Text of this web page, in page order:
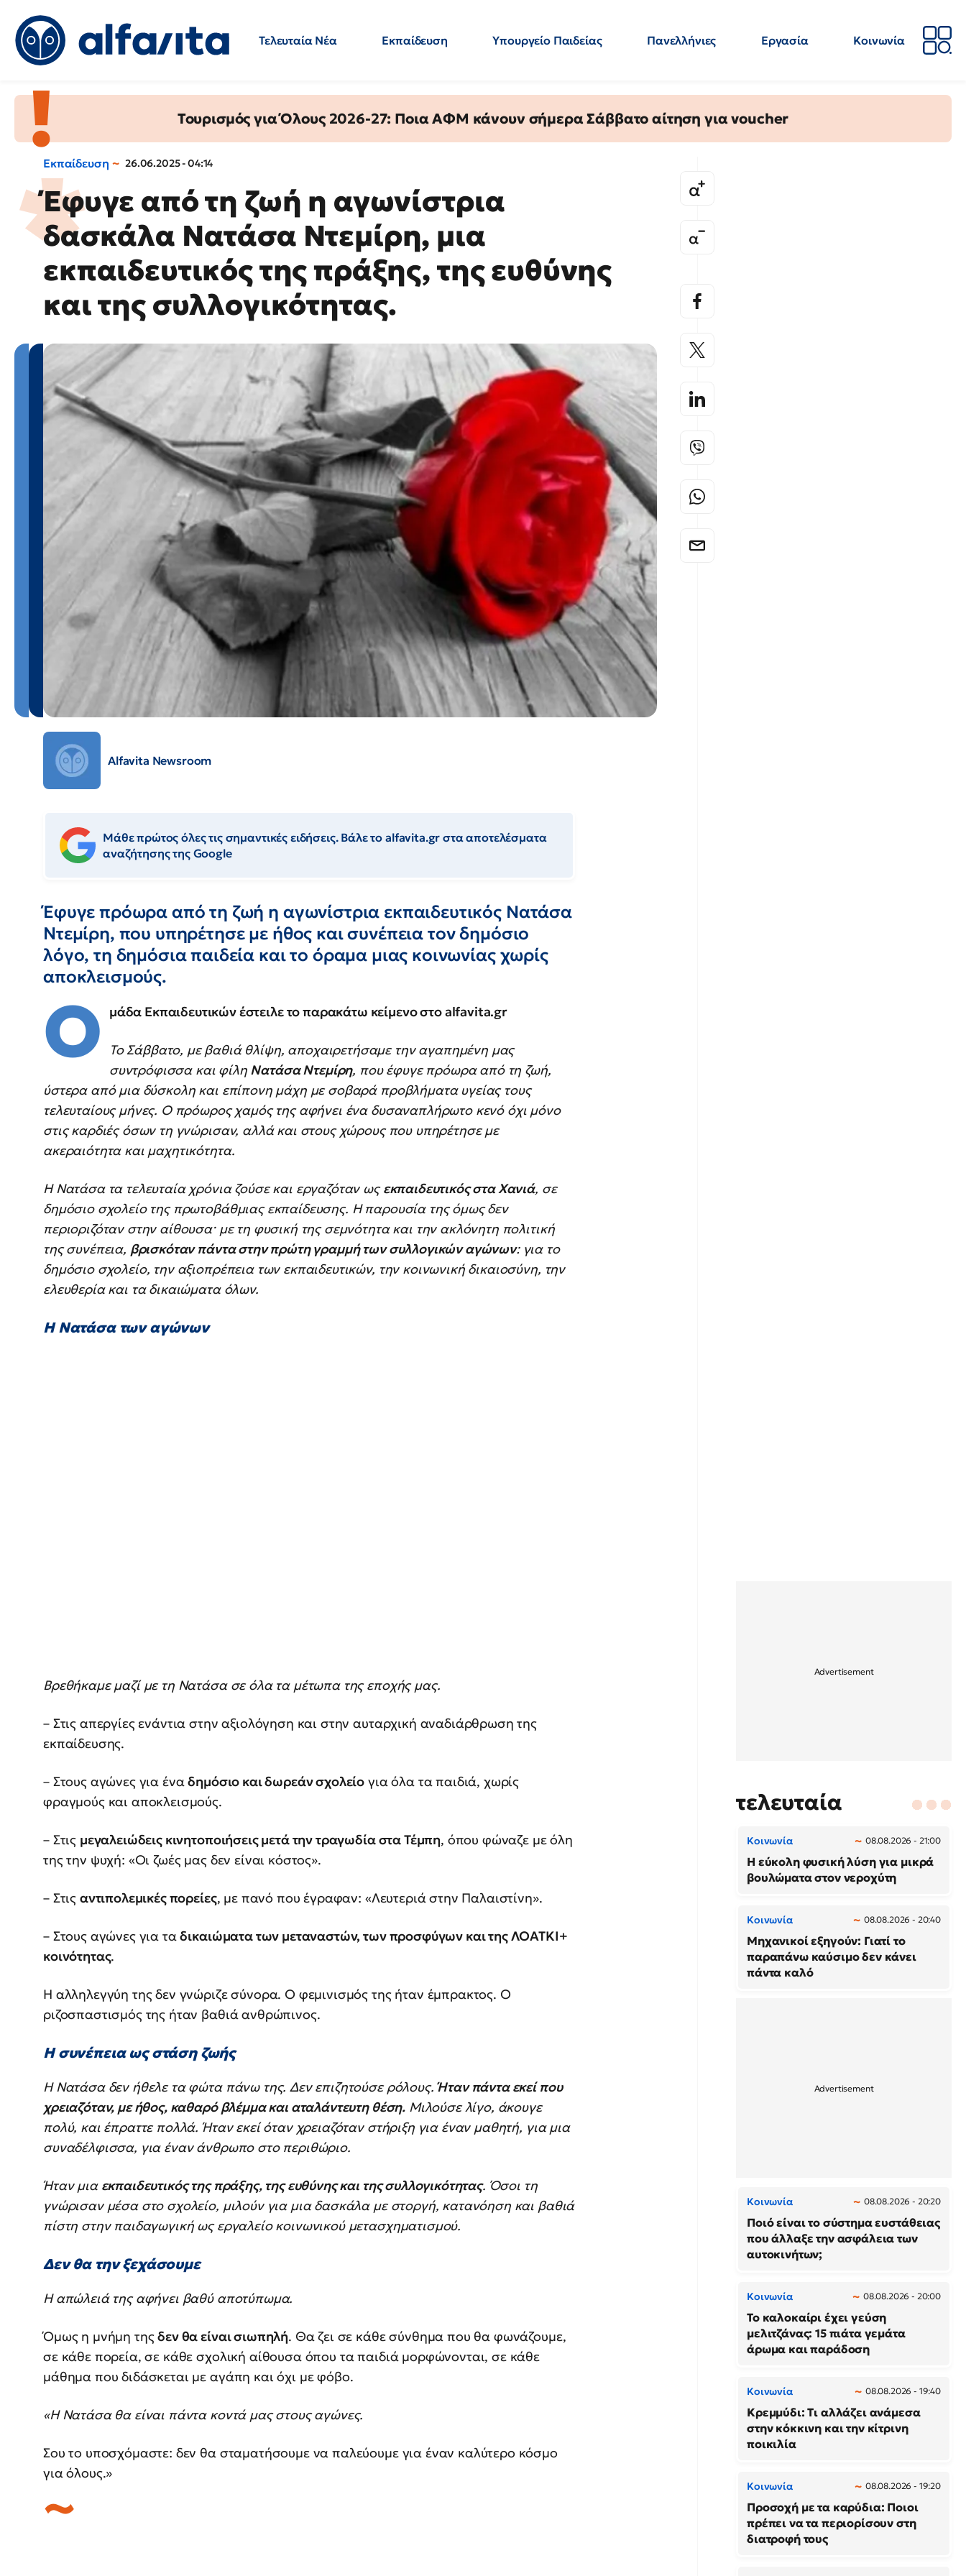
Τελευταία Νέα Εκπαίδευση Υπουργείο Παιδείας Πανελλήνιες Εργασία
Κοινωνία
Τουρισμός για Όλους 2026-27: Ποια ΑΦΜ κάνουν σήμερα Σάββατο αίτηση για voucher
Εκπαίδευση 26.06.2025 - 04:14
Έφυγε από τη ζωή η αγωνίστρια
δασκάλα Νατάσα Ντεμίρη, μια
εκπαιδευτικός της πράξης, της ευθύνης
και της συλλογικότητας.
Alfavita Newsroom
Μάθε πρώτος όλες τις σημαντικές ειδήσεις. Βάλε το alfavita.gr στα αποτελέσματα
αναζήτησης της Google
Έφυγε πρόωρα από τη ζωή η αγωνίστρια εκπαιδευτικός Νατάσα
Ντεμίρη, που υπηρέτησε με ήθος και συνέπεια τον δημόσιο
λόγο, τη δημόσια παιδεία και το όραμα μιας κοινωνίας χωρίς
αποκλεισμούς.
Ο μάδα Εκπαιδευτικών έστειλε το παρακάτω κείμενο στο alfavita.gr
Το Σάββατο, με βαθιά θλίψη, αποχαιρετήσαμε την αγαπημένη μας
συντρόφισσα και φίλη Νατάσα Ντεμίρη, που έφυγε πρόωρα από τη ζωή,
ύστερα από μια δύσκολη και επίπονη μάχη με σοβαρά προβλήματα υγείας τους
τελευταίους μήνες. Ο πρόωρος χαμός της αφήνει ένα δυσαναπλήρωτο κενό όχι μόνο
στις καρδιές όσων τη γνώρισαν, αλλά και στους χώρους που υπηρέτησε με
ακεραιότητα και μαχητικότητα.
Η Νατάσα τα τελευταία χρόνια ζούσε και εργαζόταν ωςεκπαιδευτικός στα Χανιά, σε
δημόσιο σχολείο της πρωτοβάθμιας εκπαίδευσης. Η παρουσία της όμως δεν
περιοριζόταν στην αίθουσα· με τη φυσική της σεμνότητα και την ακλόνητη πολιτική
της συνέπεια, βρισκόταν πάντα στην πρώτη γραμμή των συλλογικών αγώνων: για το
δημόσιο σχολείο, την αξιοπρέπεια των εκπαιδευτικών, την κοινωνική δικαιοσύνη, την
ελευθερία και τα δικαιώματα όλων.
Η Νατάσα των αγώνων
Βρεθήκαμε μαζί με τη Νατάσα σε όλα τα μέτωπα της εποχής μας.
– Στις απεργίες ενάντια στην αξιολόγηση και στην αυταρχική αναδιάρθρωση της
εκπαίδευσης.
– Στους αγώνες για έναδημόσιο και δωρεάν σχολείο για όλα τα παιδιά, χωρίς
φραγμούς και αποκλεισμούς.
– Στις μεγαλειώδεις κινητοποιήσεις μετά την τραγωδία στα Τέμπη, όπου φώναζε με όλη
της την ψυχή: «Οι ζωές μας δεν είναι κόστος».
– Στις αντιπολεμικές πορείες, με πανό που έγραφαν: «Λευτεριά στην Παλαιστίνη».
– Στους αγώνες για ταδικαιώματα των μεταναστών, των προσφύγων και της ΛΟΑΤΚΙ+
κοινότητας.
Η αλληλεγγύη της δεν γνώριζε σύνορα. Ο φεμινισμός της ήταν έμπρακτος. Ο
ριζοσπαστισμός της ήταν βαθιά ανθρώπινος.
Η συνέπεια ως στάση ζωής
Η Νατάσα δεν ήθελε τα φώτα πάνω της. Δεν επιζητούσε ρόλους.Ήταν πάντα εκεί που
χρειαζόταν, με ήθος, καθαρό βλέμμα και αταλάντευτη θέση. Μιλούσε λίγο, άκουγε
πολύ, και έπραττε πολλά. Ήταν εκεί όταν χρειαζόταν στήριξη για έναν μαθητή, για μια
συναδέλφισσα, για έναν άνθρωπο στο περιθώριο.
Ήταν μια εκπαιδευτικός της πράξης, της ευθύνης και της συλλογικότητας. Όσοι τη
γνώρισαν μέσα στο σχολείο, μιλούν για μια δασκάλα με στοργή, κατανόηση και βαθιά
πίστη στην παιδαγωγική ως εργαλείο κοινωνικού μετασχηματισμού.
Δεν θα την ξεχάσουμε
Η απώλειά της αφήνει βαθύ αποτύπωμα.
Όμως η μνήμη τηςδεν θα είναι σιωπηλή. Θα ζει σε κάθε σύνθημα που θα φωνάζουμε,
σε κάθε πορεία, σε κάθε σχολική αίθουσα όπου τα παιδιά μορφώνονται, σε κάθε
μάθημα που διδάσκεται με αγάπη και όχι με φόβο.
«Η Νατάσα θα είναι πάντα κοντά μας στους αγώνες.
Σου το υποσχόμαστε: δεν θα σταματήσουμε να παλεύουμε για έναν καλύτερο κόσμο
για όλους.»
τελευταία
Κοινωνία 08.08.2026 - 21:00
Η εύκολη φυσική λύση για μικρά
βουλώματα στον νεροχύτη
Κοινωνία 08.08.2026 - 20:40
Μηχανικοί εξηγούν: Γιατί το
παραπάνω καύσιμο δεν κάνει
πάντα καλό
Κοινωνία 08.08.2026 - 20:20
Ποιό είναι το σύστημα ευστάθειας
που άλλαξε την ασφάλεια των
αυτοκινήτων;
Κοινωνία 08.08.2026 - 20:00
Το καλοκαίρι έχει γεύση
μελιτζάνας: 15 πιάτα γεμάτα
άρωμα και παράδοση
Κοινωνία 08.08.2026 - 19:40
Κρεμμύδι: Τι αλλάζει ανάμεσα
στην κόκκινη και την κίτρινη
ποικιλία
Κοινωνία 08.08.2026 - 19:20
Προσοχή με τα καρύδια: Ποιοι
πρέπει να τα περιορίσουν στη
διατροφή τους